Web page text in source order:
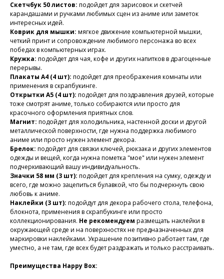
Скетчбук 50 листов: подойдет для зарисовок и скетчей
карандашами и ручками любимых сцен из аниме или заметок
интересных идей.
Коврик для мышки: мягкое движение компьютерной мышки,
четкий принт и сопровождение любимого персонажа во всех
победах в компьютерных играх.
Кружка: подойдет для чая, кофе и других напитков в драгоценные
перерывы.
Плакаты А4 (4 шт): подойдет для преображения комнаты или
применения в скрапбукинге.
Открытки А5 (4 шт): подойдет для поздравления друзей, которые
тоже смотрят аниме, только собираются или просто для
красочного оформления приятных слов.
Магнит: подойдет для холодильника, настенной доски и другой
металлической поверхности, где нужна поддержка любимого
аниме или просто нужен элемент декора.
Брелок: подойдет для связки ключей, рюкзака и других элементов
одежды и вещей, когда нужна пометка "мое" или нужен элемент
подчеркивающий вашу индивидуальность.
Значки 58 мм (3 шт): подойдет для крепления на сумку, одежду и
всего, где можно зацепиться булавкой, что бы подчеркнуть свою
любовь к аниме.
Наклейки (3 шт): подойдут для декора рабочего стола, телефона,
блокнота, применения в скрапбукинге или просто
коллекционирования. Не рекомендуем размещать наклейки в
окружающей среде и на поверхностях не предназначенных для
маркировки наклейками. Украшение позитивно работает там, где
уместно, а не там, где всех будет раздражать и только расстраивать.
Преимущества Happy Box: